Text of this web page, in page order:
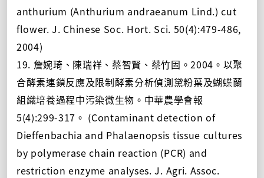
anthurium (Anthurium andraeanum Lind.) cut
flower. J. Chinese Soc. Hort. Sci. 50(4):479-486,
2004)
19. 詹婉琦、陳瑞祥、蔡智賢、蔡竹固。2004。以聚
合酵素連鎖反應及限制酵素分析偵測黛粉葉及蝴蝶蘭
組織培養過程中污染微生物。中華農學會報
5(4):299-317。 (Contaminant detection of
Dieffenbachia and Phalaenopsis tissue cultures
by polymerase chain reaction (PCR) and
restriction enzyme analyses. J. Agri. Assoc.